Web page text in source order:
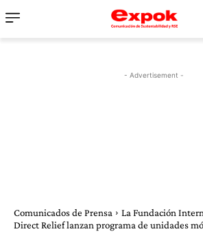
- Advertisement -
Comunicados de Prensa
La Fundación
Direct Relief lanzan programa de unidades